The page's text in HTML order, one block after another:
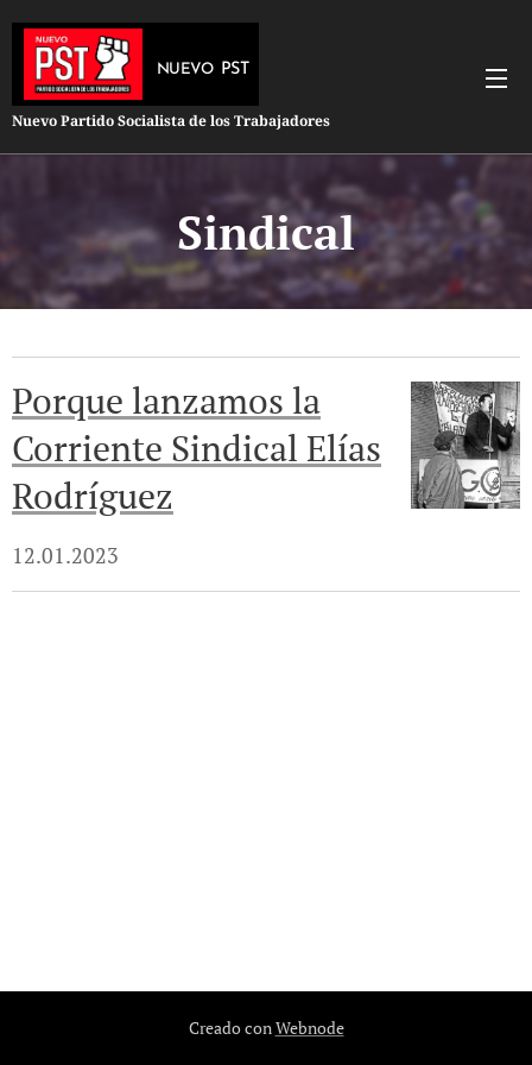
NUEVO PST
Nuevo Partido Socialista de los Trabajadores
Sindical
Porque lanzamos la
Corriente Sindical Elías
Rodríguez
12.01.2023
Creado conWebnode